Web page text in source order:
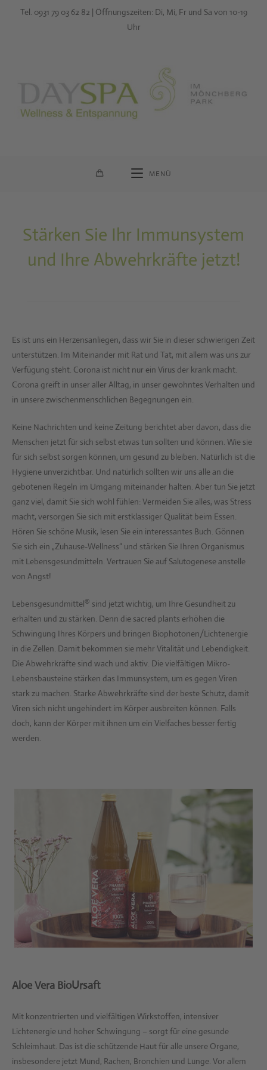
Tel. 0931 79 03 62 82 | Öffnungszeiten: Di, Mi, Fr und Sa von 10-19
Uhr
MENÜ
Stärken Sie Ihr Immunsystem
und Ihre Abwehrkräfte jetzt!
Es ist uns ein Herzensanliegen, dass wir Sie in dieser schwierigen Zeit
unterstützen. Im Miteinander mit Rat und Tat, mit allem was uns zur
Verfügung steht. Corona ist nicht nur ein Virus der krank macht.
Corona greift in unser aller Alltag, in unser gewohntes Verhalten und
in unsere zwischenmenschlichen Begegnungen ein.
Keine Nachrichten und keine Zeitung berichtet aber davon, dass die
Menschen jetzt für sich selbst etwas tun sollten und können. Wie sie
für sich selbst sorgen können, um gesund zu bleiben. Natürlich ist die
Hygiene unverzichtbar. Und natürlich sollten wir uns alle an die
gebotenen Regeln im Umgang miteinander halten. Aber tun Sie jetzt
ganz viel, damit Sie sich wohl fühlen: Vermeiden Sie alles, was Stress
macht, versorgen Sie sich mit erstklassiger Qualität beim Essen.
Hören Sie schöne Musik, lesen Sie ein interessantes Buch. Gönnen
Sie sich ein „Zuhause-Wellness“ und stärken Sie Ihren Organismus
mit Lebensgesundmitteln. Vertrauen Sie auf Salutogenese anstelle
von Angst!
Lebensgesundmittel® sind jetzt wichtig, um Ihre Gesundheit zu
erhalten und zu stärken. Denn die sacred plants erhöhen die
Schwingung Ihres Körpers und bringen Biophotonen/Lichtenergie
in die Zellen. Damit bekommen sie mehr Vitalität und Lebendigkeit.
Die Abwehrkräfte sind wach und aktiv. Die vielfältigen Mikro-
Lebensbausteine stärken das Immunsystem, um es gegen Viren
stark zu machen. Starke Abwehrkräfte sind der beste Schutz, damit
Viren sich nicht ungehindert im Körper ausbreiten können. Falls
doch, kann der Körper mit ihnen um ein Vielfaches besser fertig
werden.
Aloe Vera BioUrsaft
Mit konzentrierten und vielfältigen Wirkstoffen, intensiver
Lichtenergie und hoher Schwingung – sorgt für eine gesunde
Schleimhaut. Das ist die schützende Haut für alle unsere Organe,
insbesondere jetzt Mund, Rachen, Bronchien und Lunge. Vor allem